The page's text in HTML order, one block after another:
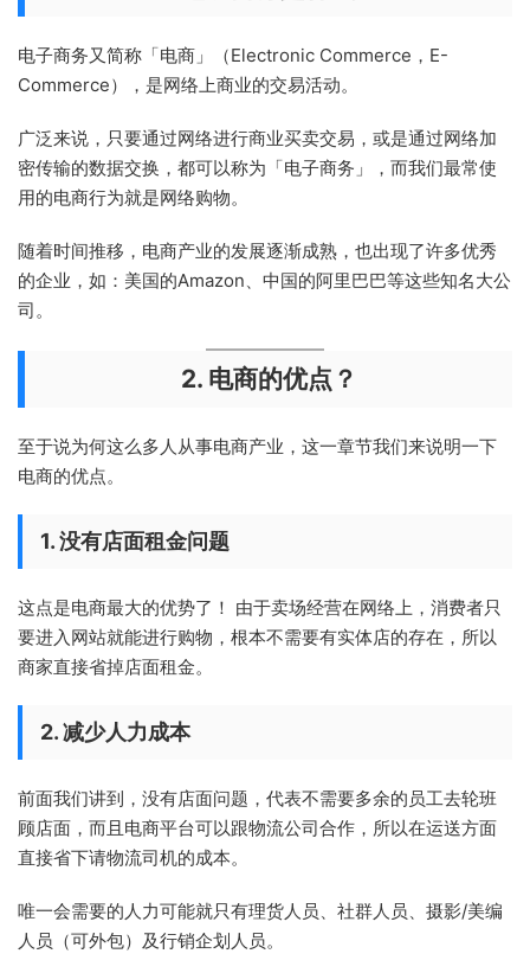
电子商务又简称「电商」（Electronic Commerce，E-
Commerce），是网络上商业的交易活动。
广泛来说，只要通过网络进行商业买卖交易，或是通过网络加
密传输的数据交换，都可以称为「电子商务」，而我们最常使
用的电商行为就是网络购物。
随着时间推移，电商产业的发展逐渐成熟，也出现了许多优秀
的企业，如：美国的Amazon、中国的阿里巴巴等这些知名大公
司。
2. 电商的优点？
至于说为何这么多人从事电商产业，这一章节我们来说明一下
电商的优点。
1. 没有店面租金问题
这点是电商最大的优势了！ 由于卖场经营在网络上，消费者只
要进入网站就能进行购物，根本不需要有实体店的存在，所以
商家直接省掉店面租金。
2. 减少人力成本
前面我们讲到，没有店面问题，代表不需要多余的员工去轮班
顾店面，而且电商平台可以跟物流公司合作，所以在运送方面
直接省下请物流司机的成本。
唯一会需要的人力可能就只有理货人员、社群人员、摄影/美编
人员（可外包）及行销企划人员。